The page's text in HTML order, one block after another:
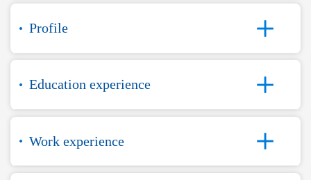
Profile
Education experience
Work experience